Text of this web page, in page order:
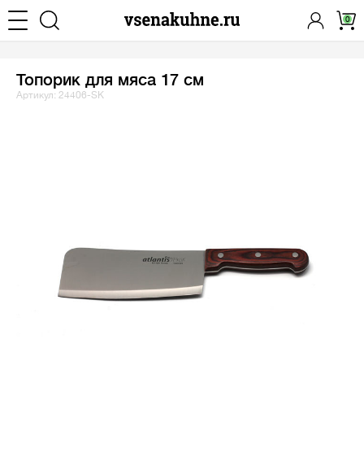
0
Топорик для мяса 17 см
Артикул: 24406-SK